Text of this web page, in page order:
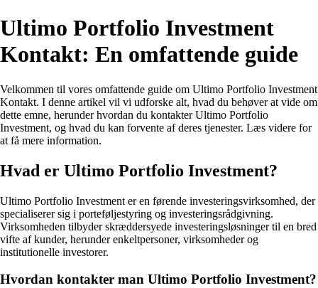
Ultimo Portfolio Investment
Kontakt: En omfattende guide
Velkommen til vores omfattende guide om Ultimo Portfolio Investment
Kontakt. I denne artikel vil vi udforske alt, hvad du behøver at vide om
dette emne, herunder hvordan du kontakter Ultimo Portfolio
Investment, og hvad du kan forvente af deres tjenester. Læs videre for
at få mere information.
Hvad er Ultimo Portfolio Investment?
Ultimo Portfolio Investment er en førende investeringsvirksomhed, der
specialiserer sig i porteføljestyring og investeringsrådgivning.
Virksomheden tilbyder skræddersyede investeringsløsninger til en bred
vifte af kunder, herunder enkeltpersoner, virksomheder og
institutionelle investorer.
Hvordan kontakter man Ultimo Portfolio Investment?